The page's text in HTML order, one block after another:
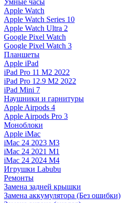
Умные часы
Apple Watch
Apple Watch Series 10
Apple Watch Ultra 2
Google Pixel Watch
Google Pixel Watch 3
Планшеты
Apple iPad
iPad Pro 11 M2 2022
iPad Pro 12.9 M2 2022
iPad Mini 7
Наушники и гарнитуры
Apple Airpods 4
Apple Airpods Pro 3
Моноблоки
Apple iMac
iMac 24 2023 M3
iMac 24 2021 M1
iMac 24 2024 M4
Игрушки Labubu
Ремонты
Замена задней крышки
Замена аккумулятора (Без ошибки)